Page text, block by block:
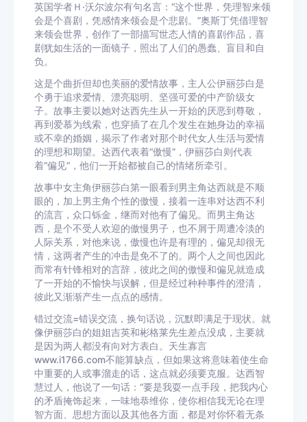
英国学者Ｈ·沃尔波尔有句名言：“这个世界，凭理智来领
会是个喜剧，凭感情来领会是个悲剧。”奥斯丁凭借理智
来领会世界，创作了一部描写世态人情的喜剧作品，喜
剧犹如生活的一面镜子，照出了人们的愚蠢、盲目和自
负。
这是个曲折但却也美丽的爱情故事，主人公伊丽莎白是
个勇于追求爱情、漂亮聪明、坚强可爱的中产阶级女
子。故事主要以她对达西先生从一开始的厌恶到尊敬，
再到爱慕为线索，也穿插了在几个发生在她身边的幸福
或不幸的婚姻，揭示了作者对那个时代女人生活与爱情
的理想和期望。达西代表着“傲慢”，伊丽莎白则代表
着“偏见”，他们一开始都被自己的情绪所牵引。
故事中女主角伊丽莎白第一眼看到男主角达西就是不顺
眼的，加上男主角个性的傲慢，接着一连串对达西不利
的流言，众口铄金，继而对他有了偏见。而男主角达
西，是个不受人欢迎的傲慢男子，也不屑于周遭冷淡的
人际关系，对他来说，傲慢也许是有理的，偏见却很无
情，这两者产生的冲击是免不了的。两个人之间也因此
而常有针锋相对的言辞，彼此之间的傲慢和偏见就造成
了一开始的不愉快与误解，但是经过种种事件的澄清，
彼此又渐渐产生一点点的感情。
错过交流=错误交流，换句话说，沉默即满足于现状。就
像伊丽莎白的姐姐吉英和彬格莱先生差点没成，主要就
是因为两人都没有向对方表白。天生寡言
www.i1766.com不能算缺点，但如果这将意味着使生命
中重要的人或事溜走的话，这点就必须要克服。达西智
慧过人，他说了一句话：“要是我耍一点手段，把我内心
的矛盾掩饰起来，一味地恭维你，使你相信我无论在理
智方面、思想方面以及其他各方面，都是对你怀着无条